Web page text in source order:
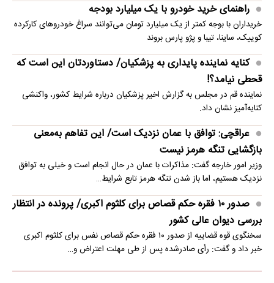
راهنمای خرید خودرو با یک میلیارد بودجه
خریداران با بوجه کمتر از یک میلیارد تومان می‌توانند سراغ خودروهای کارکرده
کوییک، ساینا، تیبا و پژو پارس بروند
کنایه نماینده پایداری به پزشکیان/ دستاوردتان این است که
قحطی نیامد؟!
نماینده قم در مجلس به گزارش اخیر پزشکیان درباره شرایط کشور، واکنشی
کنایه‌آمیز نشان داد.
عراقچی: توافق با عمان نزدیک است/ این تفاهم به‌معنی
بازگشایی تنگه هرمز نیست
وزیر امور خارجه گفت: مذاکرات با عمان در حال انجام است و خیلی به توافق
نزدیک هستیم، اما باز شدن تنگه هرمز تابع شرایط…
صدور ۱۰ فقره حکم قصاص برای کلثوم اکبری/ پرونده در انتظار
بررسی دیوان عالی کشور
سخنگوی قوه قضاییه از صدور ۱۰ فقره حکم قصاص نفس برای کلثوم اکبری
خبر داد و گفت: رأی صادرشده پس از طی مهلت اعتراض و…